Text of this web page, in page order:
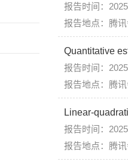
报告时间：
报告地点：腾
Quantitative
报告时间：
报告地点：腾
Linear-
报告时间：
报告地点：腾